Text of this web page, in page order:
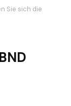
Sie sich die